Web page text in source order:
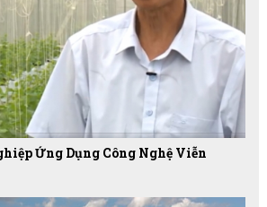
Ứng Dụng Công Nghệ Viễn